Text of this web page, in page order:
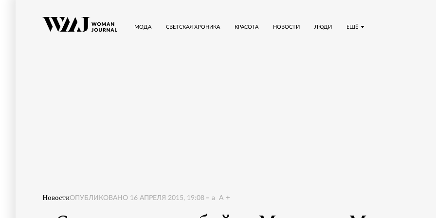
ЕЩЁ
МОДА СВЕТСКАЯ ХРОНИКА КРАСОТА НОВОСТИ ЛЮДИ
НовостиОПУБЛИКОВАНО 16 АПРЕЛЯ 2015, 19:08 a A